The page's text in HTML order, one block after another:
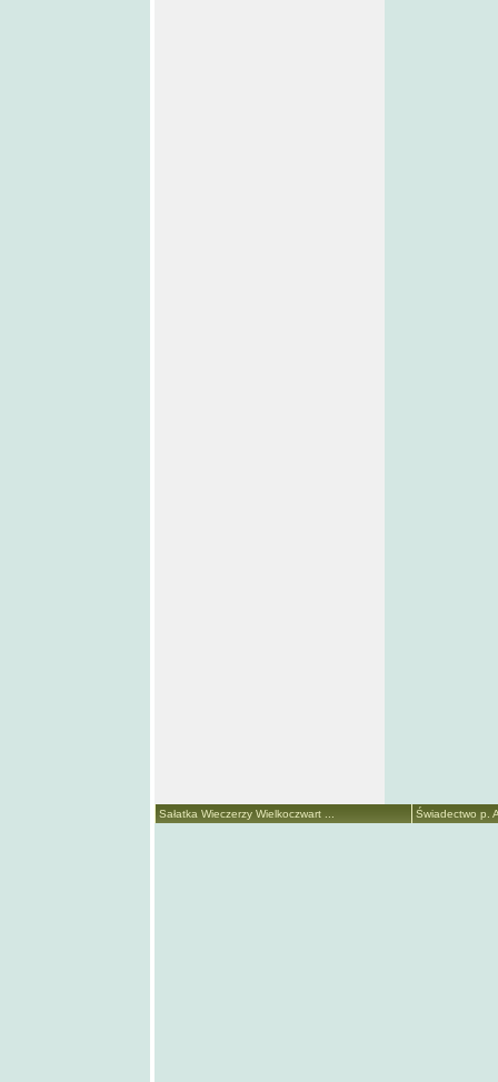
Sałatka Wieczerzy Wielkoczwart ... Świadectwo p.